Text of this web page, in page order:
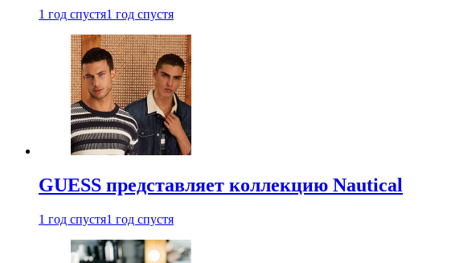
1 год спустя1 год спустя
GUESS представляет коллекцию Nautical
1 год спустя1 год спустя